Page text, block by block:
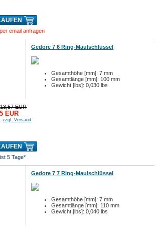
email anfragen
Gedore 7 6 Ring-Maulschlüssel
Gesamthöhe [mm]: 7 mm
Gesamtlänge [mm]: 100 mm
Gewicht [lbs]: 0,030 lbs
13,57 EUR
EUR
zzgl. Versand
5 Tage*
Gedore 7 7 Ring-Maulschlüssel
Gesamthöhe [mm]: 7 mm
Gesamtlänge [mm]: 110 mm
Gewicht [lbs]: 0,040 lbs